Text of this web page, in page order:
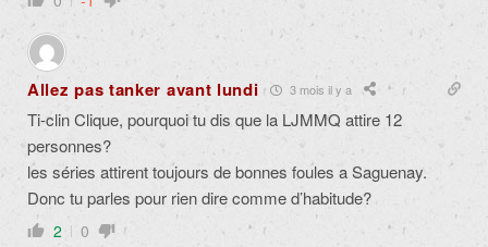
Allez pas tanker avant lundi 3 mois il y a
Ti-clin Clique, pourquoi tu dis que la LJMMQ attire 12
personnes?
les séries attirent toujours de bonnes foules a Saguenay.
Donc tu parles pour rien dire comme d’habitude?
2 0